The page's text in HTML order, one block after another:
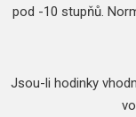
pod -10 stupňů.
Jsou-li hodinky